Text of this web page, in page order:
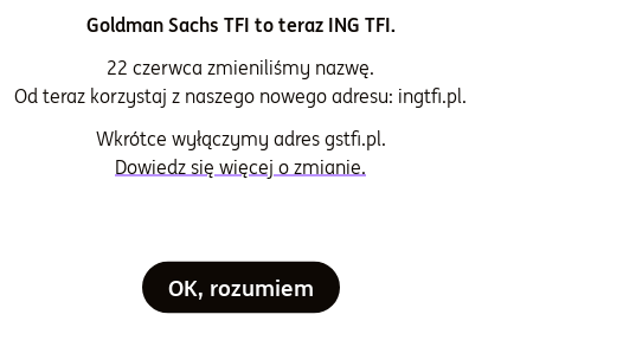
Pamiętaj jednak, by nie tracić z oczu celu długoterminowego.
„chcę być jak Bill Gates” to mało realistyczne podejście. Oczywiście, jak
celu kolejne przystanki mogłyby być jednak bardzo bolesne.
założonego planu.
sobie na cel długoterminowy? Ile na krótkoterminowy?
to dodatkowy motywator. Co jeśli przekroczysz termin lub nie
walidacje. Zastanów się, co mogłeś zrobić lepiej, gdzie popełniłeś
Nie jest to łatwe zadanie, ale z pewnością możliwe.
teraz możesz je wyznaczyć. Najlepiej zrobić to w 6 głównych
Goldman Sachs TFI to teraz ING TFI.
22 czerwca zmieniliśmy nazwę.
Od teraz korzystaj z naszego nowego adresu: ingtfi.pl.
Wkrótce wyłączymy adres gstfi.pl.
Dowiedz się więcej o zmianie.
OK, rozumiem